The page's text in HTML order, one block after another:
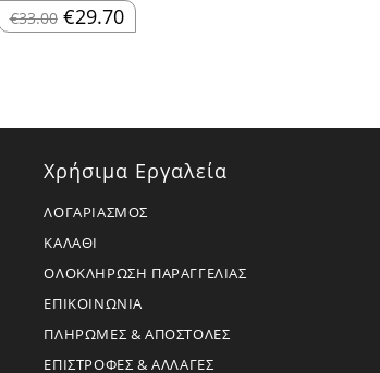
€33.00 Original
price
€29.70Η
τρέχουσα
Χρήσιμα Εργαλεία
ΛΟΓΑΡΙΑΣΜΟΣ
ΚΑΛΑΘΙ
ΟΛΟΚΛΗΡΩΣΗ ΠΑΡΑΓΓΕΛΙΑΣ
ΕΠΙΚΟΙΝΩΝΙΑ
ΠΛΗΡΩΜΕΣ & ΑΠΟΣΤΟΛΕΣ
ΕΠΙΣΤΡΟΦΕΣ & ΑΛΛΑΓΕΣ